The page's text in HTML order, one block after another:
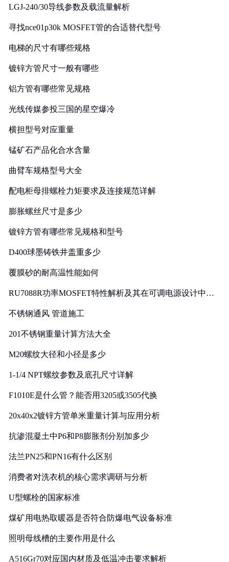
LGJ-240/30导线参数及载流量解析
寻找nce01p30k MOSFET管的合适替代型号
电梯的尺寸有哪些规格
镀锌方管尺寸一般有哪些
铝方管有哪些常见规格
光线传媒参投三国的星空爆冷
横担型号对应重量
锰矿石产品化合水含量
曲臂车规格型号大全
配电柜母排螺栓力矩要求及连接规范详解
膨胀螺丝尺寸是多少
镀锌方管有哪些常见规格和型号
D400球墨铸铁井盖重多少
覆膜砂的耐高温性能如何
RU7088R功率MOSFET特性解析及其在可调电源设计中的
不锈钢通风 管道施工
201不锈钢重量计算方法大全
M20螺纹大径和小径是多少
1-1/4 NPT螺纹参数及底孔尺寸详解
F1010E是什么管？能否用3205或3505代换
20x40x2镀锌方管单米重量计算与应用分析
抗渗混凝土中P6和P8膨胀剂分别加多少
法兰PN25和PN16有什么区别
消费者对洗衣机的核心需求调研与分析
U型螺栓的国家标准
煤矿用电热取暖器是否符合防爆电气设备标准
照明母线槽的主要作用是什么
A516Gr70对应国内材质及低温冲击要求解析